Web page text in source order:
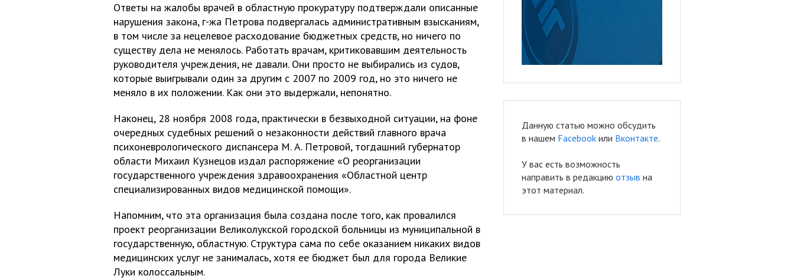
Ответы на жалобы врачей в областную прокуратуру подтверждали описанные
нарушения закона, г-жа Петрова подвергалась административным взысканиям,
в том числе за нецелевое расходование бюджетных средств, но ничего по
существу дела не менялось. Работать врачам, критиковавшим деятельность
руководителя учреждения, не давали. Они просто не выбирались из судов,
которые выигрывали один за другим с 2007 по 2009 год, но это ничего не
меняло в их положении. Как они это выдержали, непонятно.
Наконец, 28 ноября 2008 года, практически в безвыходной ситуации, на фоне
очередных судебных решений о незаконности действий главного врача
психоневрологического диспансера М. А. Петровой, тогдашний губернатор
области Михаил Кузнецов издал распоряжение «О реорганизации
государственного учреждения здравоохранения «Областной центр
специализированных видов медицинской помощи».
Напомним, что эта организация была создана после того, как провалился
проект реорганизации Великолукской городской больницы из муниципальной в
государственную, областную. Структура сама по себе оказанием никаких видов
медицинских услуг не занималась, хотя ее бюджет был для города Великие
Луки колоссальным.
Данную статью можно обсудить
в нашем Facebook или Вконтакте.
У вас есть возможность
направить в редакцию отзыв на
этот материал.